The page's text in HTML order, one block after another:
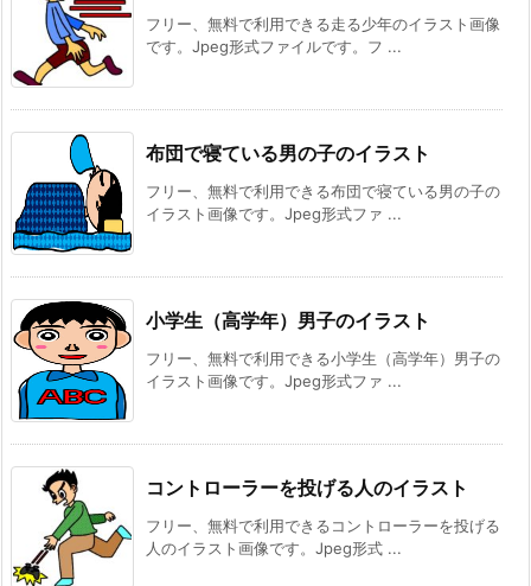
フリー、無料で利用できる走る少年のイラスト画像
です。Jpeg形式ファイルです。フ ...
布団で寝ている男の子のイラスト
フリー、無料で利用できる布団で寝ている男の子の
イラスト画像です。Jpeg形式ファ ...
小学生（高学年）男子のイラスト
フリー、無料で利用できる小学生（高学年）男子の
イラスト画像です。Jpeg形式ファ ...
コントローラーを投げる人のイラスト
フリー、無料で利用できるコントローラーを投げる
人のイラスト画像です。Jpeg形式 ...